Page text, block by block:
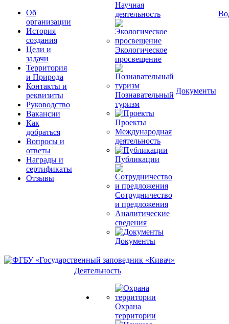
Об
организации
История
создания
Цели и
задачи
Территория
и Природа
Контакты и
реквизиты
Руководство
Вакансии
Как
добраться
Вопросы и
ответы
Награды и
сертификаты
Отзывы
Научная
деятельность
Экологическое
просвещение
Познавательный
туризм
Проекты
Международная
деятельность
Публикации
Сотрудничество
и предложения
Аналитические
сведения
Документы
Документы
Деятельность
Охрана
территории